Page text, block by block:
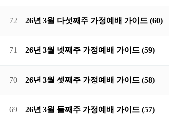
72 26년 3월 다섯째주 가정예배 가이드 (60)
71 26년 3월 넷째주 가정예배 가이드 (59)
70 26년 3월 셋째주 가정예배 가이드 (58)
69 26년 3월 둘째주 가정예배 가이드 (57)